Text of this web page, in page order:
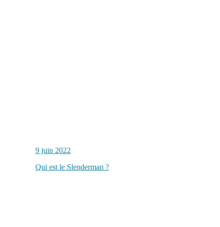
9 juin 2022
Qui est le Slenderman ?